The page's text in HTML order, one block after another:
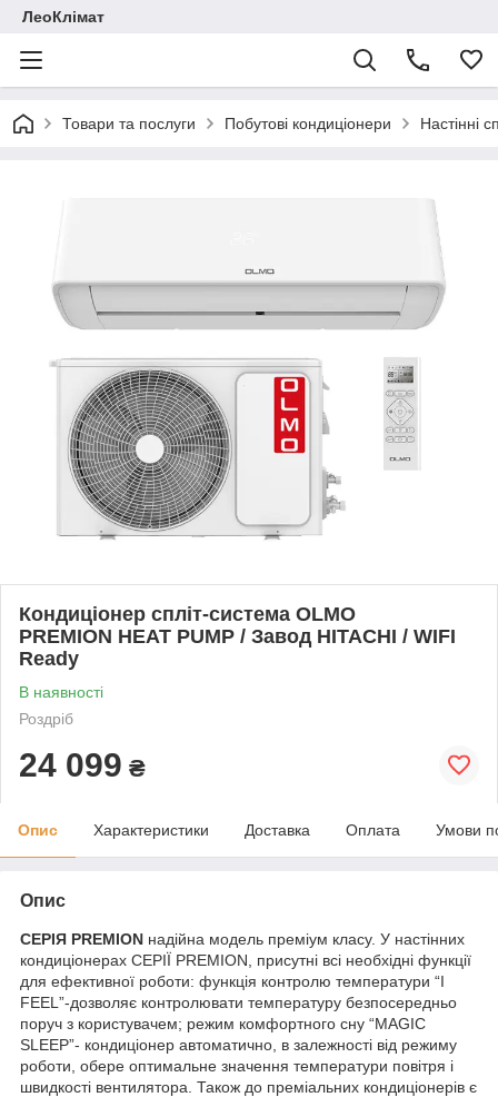
ЛеоКлімат
Товари та послуги Побутові кондиціонери Настінні
Кондиціонер спліт-система OLMO
PREMION HEAT PUMP / Завод HITACHI / WIFI
Ready
В наявності
Роздріб
24 099 ₴
Опис Характеристики Доставка Оплата Умови
Опис
СЕРІЯ PREMION надійна модель преміум класу. У настінних
кондиціонерах СЕРІЇ PREMION, присутні всі необхідні функції
для ефективної роботи: функція контролю температури “I
FEEL”-дозволяє контролювати температуру безпосередньо
поруч з користувачем; режим комфортного сну “MAGIC
SLEEP”- кондиціонер автоматично, в залежності від режиму
роботи, обере оптимальне значення температури повітря і
швидкості вентилятора. Також до преміальних кондиціонерів є